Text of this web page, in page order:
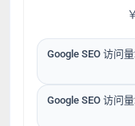
￥
Google SEO 访问
Google SEO 访问